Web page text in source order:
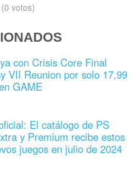
0 votos)
con Crisis Core Final
VII Reunion por solo 17,99
GAME
El catálogo de PS
y Premium recibe estos
juegos en julio de 2024